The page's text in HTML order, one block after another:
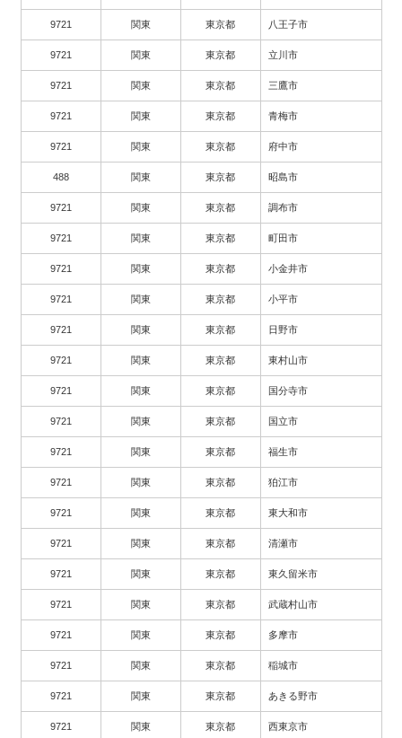
9721 関東 東京都 八王子市
9721 関東 東京都 立川市
9721 関東 東京都 三鷹市
9721 関東 東京都 青梅市
9721 関東 東京都 府中市
488 関東 東京都 昭島市
9721 関東 東京都 調布市
9721 関東 東京都 町田市
9721 関東 東京都 小金井市
9721 関東 東京都 小平市
9721 関東 東京都 日野市
9721 関東 東京都 東村山市
9721 関東 東京都 国分寺市
9721 関東 東京都 国立市
9721 関東 東京都 福生市
9721 関東 東京都 狛江市
9721 関東 東京都 東大和市
9721 関東 東京都 清瀬市
9721 関東 東京都 東久留米市
9721 関東 東京都 武蔵村山市
9721 関東 東京都 多摩市
9721 関東 東京都 稲城市
9721 関東 東京都 あきる野市
9721 関東 東京都 西東京市